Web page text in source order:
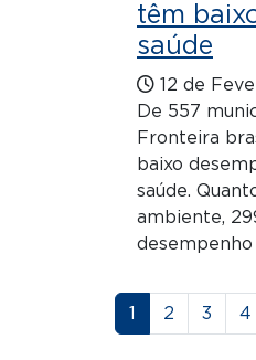
têm
saúde
12 de
De 557
Fronteira
baixo
saúde.
ambiente,
desempenho
Paginação
Página
1 Página
2 Página
3 4